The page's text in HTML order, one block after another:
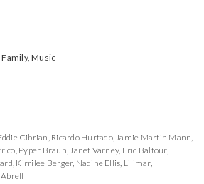
Family, Music
Cibrian, Ricardo Hurtado,Jamie Martin Mann,
, Pyper Braun,Janet Varney, Eric Balfour,
, Kirrilee Berger, Nadine Ellis, Lilimar,